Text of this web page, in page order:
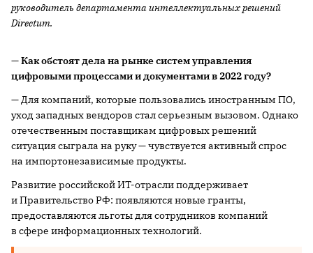
руководитель департамента интеллектуальных решений
Directum.
— Как обстоят дела на рынке систем управления
цифровыми процессами и документами в 2022 году?
— Для компаний, которые пользовались иностранным ПО,
уход западных вендоров стал серьезным вызовом. Однако
отечественным поставщикам цифровых решений
ситуация сыграла на руку — чувствуется активный спрос
на импортонезависимые продукты.
Развитие российской ИТ-отрасли поддерживает
и Правительство РФ: появляются новые гранты,
предоставляются льготы для сотрудников компаний
в сфере информационных технологий.